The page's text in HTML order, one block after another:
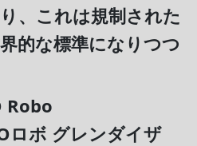
、これは規制された
的な標準になりつつ
Robo
ロボ グレンダイザ